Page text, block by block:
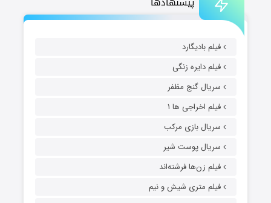
فیلم بادیگارد
فیلم دایره زنگی
سریال گنج مظفر
فیلم اخراجی ها ۱
سریال بازی مرکب
سریال پوست شیر
فیلم زن‌ها فرشته‌اند
فیلم متری شیش و نیم